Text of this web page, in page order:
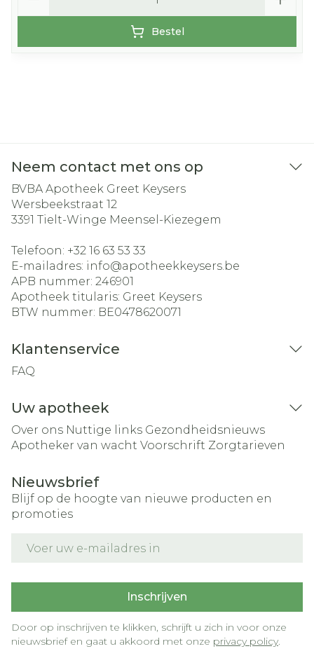
Bestel
Neem contact met ons op
BVBA Apotheek Greet Keysers
Wersbeekstraat 12
3391 Tielt-Winge Meensel-Kiezegem
Telefoon: +32 16 63 53 33
E-mailadres: info@apotheekkeysers.be
APB nummer: 246901
Apotheek titularis: Greet Keysers
BTW nummer: BE0478620071
Klantenservice
FAQ
Uw apotheek
Over ons Nuttige links Gezondheidsnieuws
Apotheker van wacht Voorschrift Zorgtarieven
Nieuwsbrief
Blijf op de hoogte van nieuwe producten en
promoties
Inschrijven
Door op inschrijven te klikken, schrijft u zich in voor onze
nieuwsbrief en gaat u akkoord met onze privacy policy.